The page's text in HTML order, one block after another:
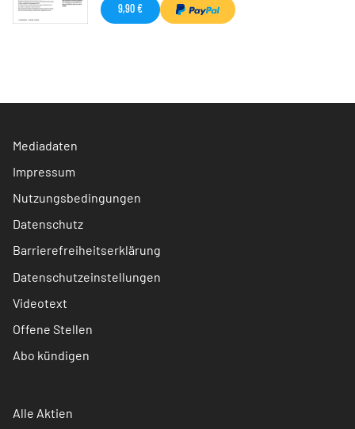
9,90 €
Mediadaten
Impressum
Nutzungsbedingungen
Datenschutz
Barrierefreiheitserklärung
Datenschutzeinstellungen
Videotext
Offene Stellen
Abo kündigen
Alle Aktien